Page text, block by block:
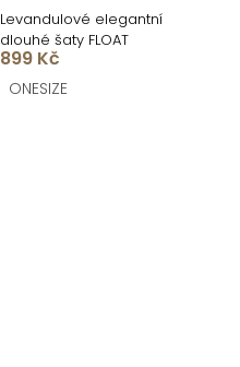
Levandulové elegantní
dlouhé šaty FLOAT
899 Kč
ONESIZE